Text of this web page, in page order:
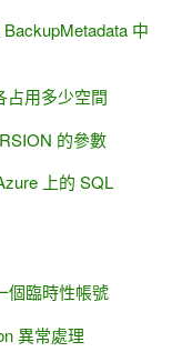
中
占用多少空間
的參數
上的 SQL
個臨時性帳號
異常處理